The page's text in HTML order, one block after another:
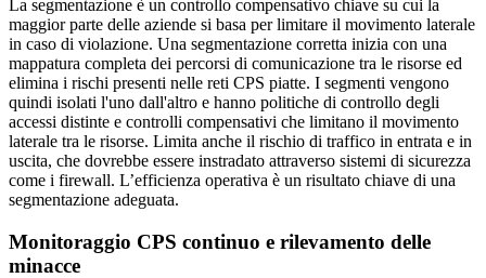
La segmentazione è un controllo compensativo chiave su cui la
maggior parte delle aziende si basa per limitare il movimento laterale
in caso di violazione. Una segmentazione corretta inizia con una
mappatura completa dei percorsi di comunicazione tra le risorse ed
elimina i rischi presenti nelle reti CPS piatte. I segmenti vengono
quindi isolati l'uno dall'altro e hanno politiche di controllo degli
accessi distinte e controlli compensativi che limitano il movimento
laterale tra le risorse. Limita anche il rischio di traffico in entrata e in
uscita, che dovrebbe essere instradato attraverso sistemi di sicurezza
come i firewall. L’efficienza operativa è un risultato chiave di una
segmentazione adeguata.
Monitoraggio CPS continuo e rilevamento delle
minacce